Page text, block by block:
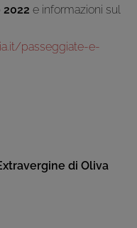
e informazioni sul
passeggiate-e-
di Oliva